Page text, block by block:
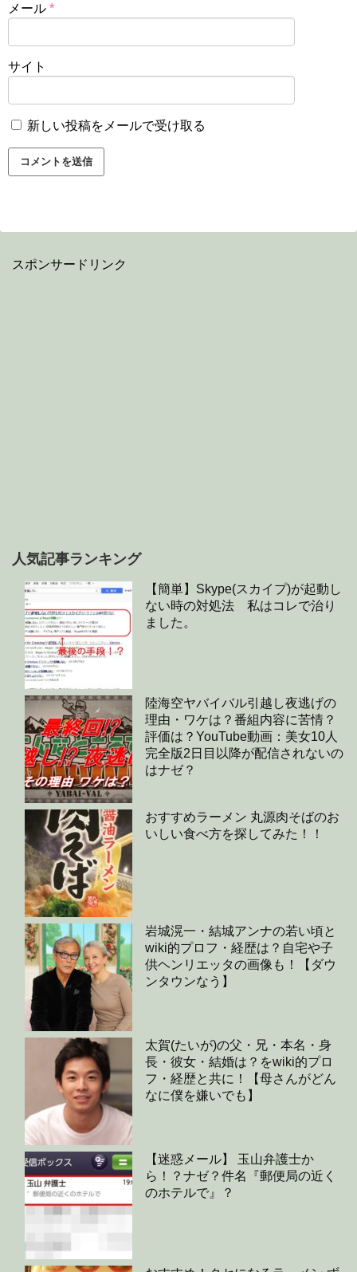
メール *
サイト
新しい投稿をメールで受け取る
スポンサードリンク
人気記事ランキング
【簡単】Skype(スカイプ)が起動し
ない時の対処法 私はコレで治り
ました。
陸海空ヤバイバル引越し夜逃げの
理由・ワケは？番組内容に苦情？
評価は？YouTube動画：美女10人
完全版2日目以降が配信されないの
はナゼ？
おすすめラーメン 丸源肉そばのお
いしい食べ方を探してみた！！
岩城滉一・結城アンナの若い頃と
wiki的プロフ・経歴は？自宅や子
供ヘンリエッタの画像も！【ダウ
ンタウンなう】
太賀(たいが)の父・兄・本名・身
長・彼女・結婚は？をwiki的プロ
フ・経歴と共に！【母さんがどん
なに僕を嫌いでも】
【迷惑メール】 玉山弁護士か
ら！？ナゼ？件名『郵便局の近く
のホテルで』？